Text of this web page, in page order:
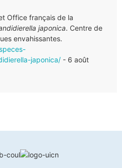
Office français de la
japonica. Centre de
envahissantes.
japonica/ - 6 août